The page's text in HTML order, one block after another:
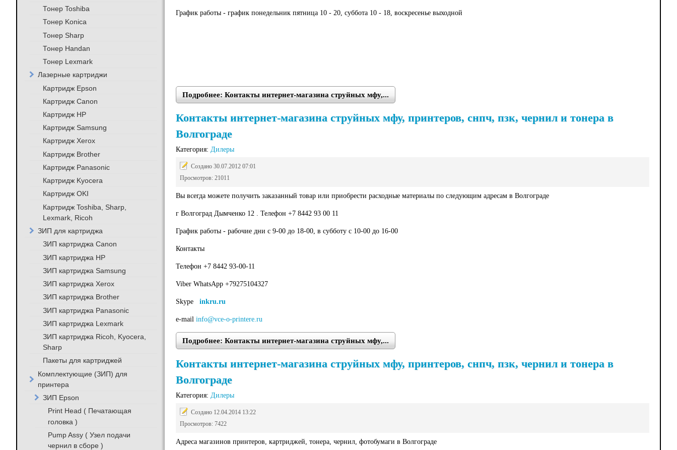
График работы - график понедельник пятница 10 - 20, суббота 10 - 18, воскресенье выходной
Подробнее: Контакты интернет-магазина струйных мфу,...
Контакты интернет-магазина струйных мфу, принтеров, снпч, пзк, чернил и тонера в
Волгограде
Категория: Дилеры
Создано 30.07.2012 07:01
Просмотров: 21011
Вы всегда можете получить заказанный товар или приобрести расходные материалы по следующим адресам в Волгограде
г Волгоград Дымченко 12 . Телефон +7 8442 93 00 11
График работы - рабочие дни с 9-00 до 18-00, в субботу с 10-00 до 16-00
Контакты
Телефон +7 8442 93-00-11
Viber WhatsApp +79275104327
Skype inkru.ru
e-mail info@vce-o-printere.ru
Подробнее: Контакты интернет-магазина струйных мфу,...
Контакты интернет-магазина струйных мфу, принтеров, снпч, пзк, чернил и тонера в
Волгограде
Категория: Дилеры
Создано 12.04.2014 13:22
Просмотров: 7422
Адреса магазинов принтеров, картриджей, тонера, чернил, фотобумаги в Волгограде
Тонер Toshiba
Тонер Konica
Тонер Sharp
Тонер Handan
Тонер Lexmark
Лазерные картриджи
Картридж Epson
Картридж Canon
Картридж HP
Картридж Samsung
Картридж Xerox
Картридж Brother
Картридж Panasonic
Картридж Kyocera
Картридж OKI
Картридж Toshiba, Sharp,
Lexmark, Ricoh
ЗИП для картриджа
ЗИП картриджа Canon
ЗИП картриджа HP
ЗИП картриджа Samsung
ЗИП картриджа Xerox
ЗИП картриджа Brother
ЗИП картриджа Panasonic
ЗИП картриджа Lexmark
ЗИП картриджа Ricoh, Kyocera,
Sharp
Пакеты для картриджей
Комплектующие (ЗИП) для
принтера
ЗИП Epson
Print Head ( Печатающая
головка )
Pump Assy ( Узел подачи
чернил в сборе )